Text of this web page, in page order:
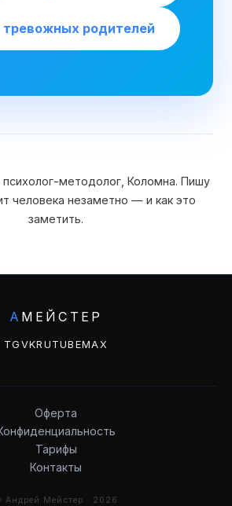
родителей
методолог, Коломна. Пишу
человека незаметно — и как это
заметить.
А МЕЙСТЕР
TG VKRUTUBEMAX
Оферта
Тарифы
Контакты
Андрей Мейстер · 2026